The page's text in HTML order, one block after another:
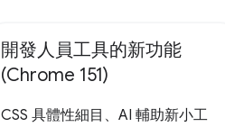
開發人員工具的新功能
(Chrome 151)
CSS 具體性細目、AI 輔助新小工